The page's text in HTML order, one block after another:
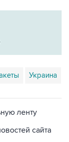
Украина
ленту
сайта